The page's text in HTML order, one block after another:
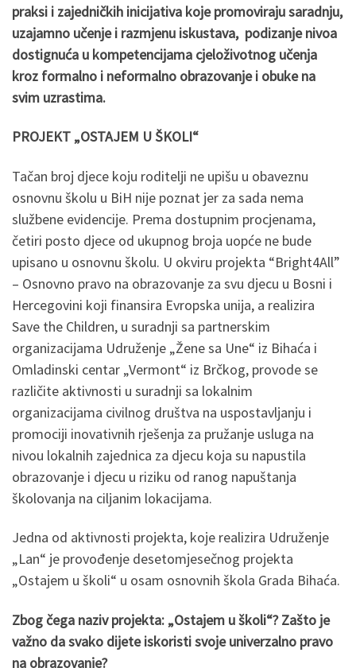
praksi i zajedničkih inicijativa koje promoviraju saradnju,
uzajamno učenje i razmjenu iskustava, podizanje nivoa
dostignuća u kompetencijama cjeloživotnog učenja
kroz formalno i neformalno obrazovanje i obuke na
svim uzrastima.
PROJEKT „OSTAJEM U ŠKOLI“
Tačan broj djece koju roditelji ne upišu u obaveznu
osnovnu školu u BiH nije poznat jer za sada nema
službene evidencije. Prema dostupnim procjenama,
četiri posto djece od ukupnog broja uopće ne bude
upisano u osnovnu školu. U okviru projekta “Bright4All”
– Osnovno pravo na obrazovanje za svu djecu u Bosni i
Hercegovini koji finansira Evropska unija, a realizira
Save the Children, u suradnji sa partnerskim
organizacijama Udruženje „Žene sa Une“ iz Bihaća i
Omladinski centar „Vermont“ iz Brčkog, provode se
različite aktivnosti u suradnji sa lokalnim
organizacijama civilnog društva na uspostavljanju i
promociji inovativnih rješenja za pružanje usluga na
nivou lokalnih zajednica za djecu koja su napustila
obrazovanje i djecu u riziku od ranog napuštanja
školovanja na ciljanim lokacijama.
Jedna od aktivnosti projekta, koje realizira Udruženje
„Lan“ je provođenje desetomjesečnog projekta
„Ostajem u školi“ u osam osnovnih škola Grada Bihaća.
Zbog čega naziv projekta: „Ostajem u školi“? Zašto je
važno da svako dijete iskoristi svoje univerzalno pravo
na obrazovanje?